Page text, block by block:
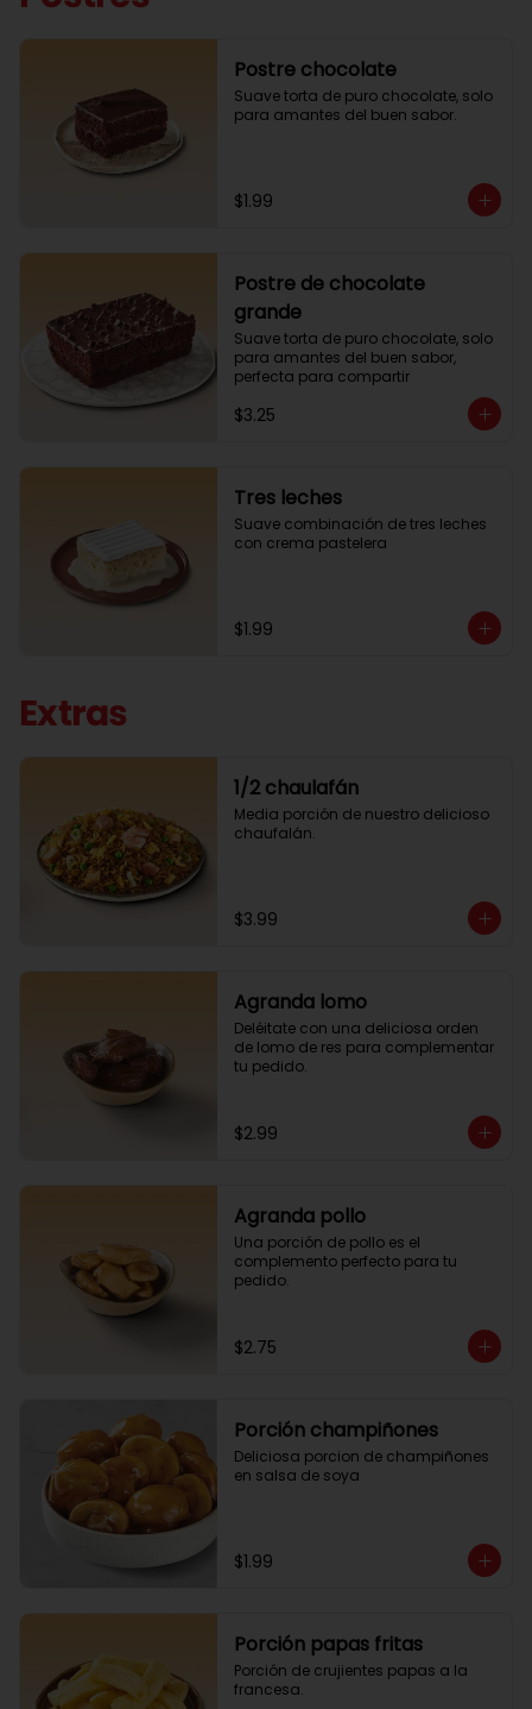
Postre chocolate
Suave torta de puro chocolate, solo
para amantes del buen sabor.
$1.99
Postre de chocolate
grande
Suave torta de puro chocolate, solo
para amantes del buen sabor,
perfecta para compartir
$3.25
Tres leches
Suave combinación de tres leches
con crema pastelera
$1.99
Extras
1/2 chaulafán
Media porción de nuestro delicioso
chaufalán.
$3.99
Agranda lomo
Deléitate con una deliciosa orden
de lomo de res para complementar
tu pedido.
$2.99
Agranda pollo
Una porción de pollo es el
complemento perfecto para tu
pedido.
$2.75
Porción champiñones
Deliciosa porcion de champiñones
en salsa de soya
$1.99
Porción papas fritas
Porción de crujientes papas a la
francesa.